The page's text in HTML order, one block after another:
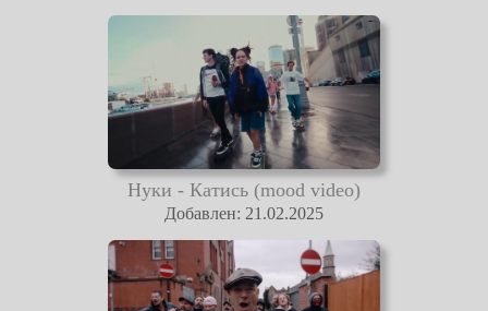
Нуки - Катись (mood video)
Добавлен: 21.02.2025